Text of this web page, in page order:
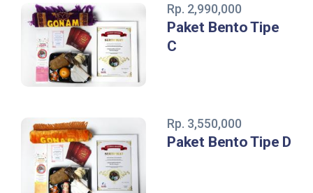
Rp. 2,990,000
Paket Bento Tipe
C
Rp. 3,550,000
Paket Bento Tipe D